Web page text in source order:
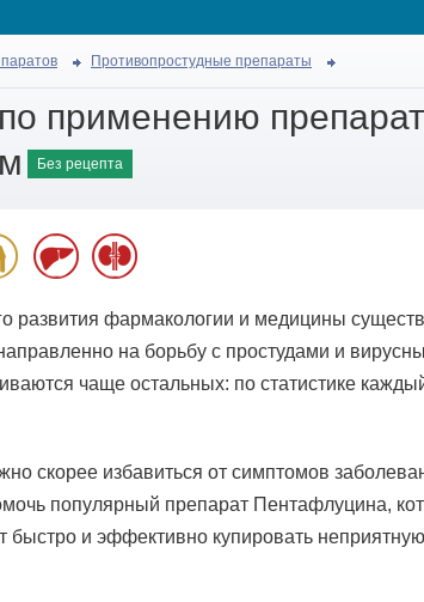
Противопростудные препараты
применению
Без рецепта
развития фармакологии и медицины
на борьбу с простудами и
чаще остальных: по статистике
скорее избавиться от симптомов
популярный препарат Пентафлуцина,
быстро и эффективно купировать